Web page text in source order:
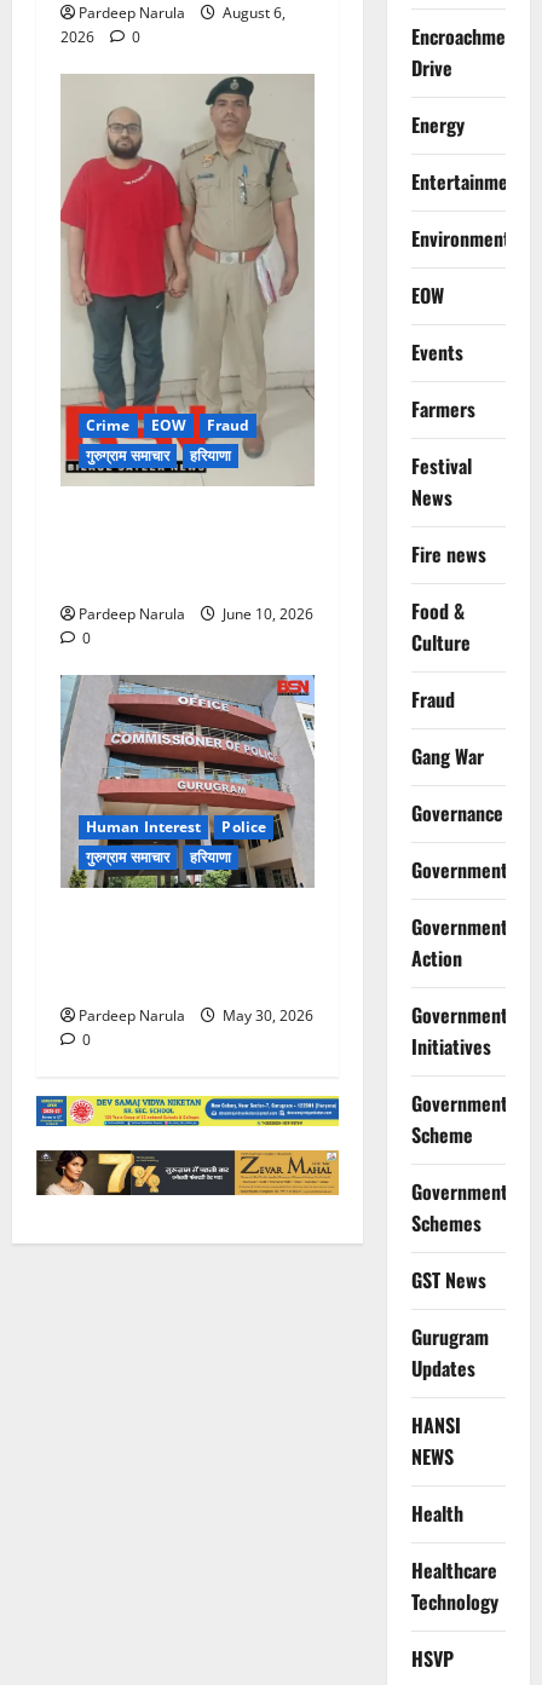
Pardeep Narula
August 6,
2026
0
Crime EOW
Fraud
गुरुग्राम समाचार
हरियाणा
Pardeep Narula
June 10, 2026
0
Human Interest
Police
गुरुग्राम समाचार
हरियाणा
Pardeep Narula
May 30, 2026
0
Encroachment
Drive
Energy
Entertainment
Environment
EOW
Events
Farmers
Festival
News
Fire news
Food &
Culture
Fraud
Gang War
Governance
Government
Government
Action
Government
Initiatives
Government
Scheme
Government
Schemes
GST News
Gurugram
Updates
HANSI
NEWS
Health
Healthcare
Technology
HSVP